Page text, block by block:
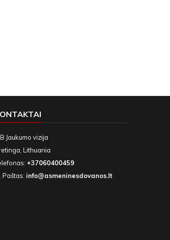
Jaukumo vizija
Lithuania
+37060400459
Paštas: info@asmeninesdovanos.lt